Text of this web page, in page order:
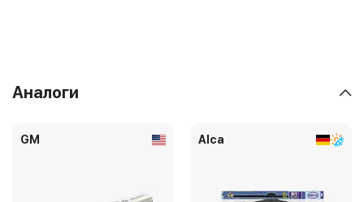
Аналоги
GM Alca